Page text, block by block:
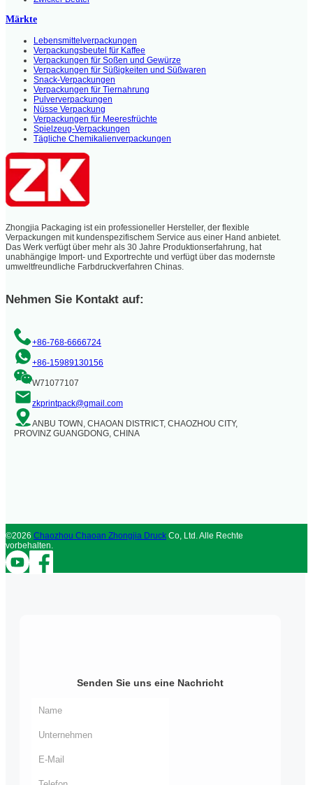
Märkte
Lebensmittelverpackungen
Verpackungsbeutel für Kaffee
Verpackungen für Soßen und Gewürze
Verpackungen für Süßigkeiten und Süßwaren
Snack-Verpackungen
Verpackungen für Tiernahrung
Pulververpackungen
Nüsse Verpackung
Verpackungen für Meeresfrüchte
Spielzeug-Verpackungen
Tägliche Chemikalienverpackungen
Zhongjia Packaging ist ein professioneller Hersteller, der flexible
Verpackungen mit kundenspezifischem Service aus einer Hand anbietet.
Das Werk verfügt über mehr als 30 Jahre Produktionserfahrung, hat
unabhängige Import- und Exportrechte und verfügt über das modernste
umweltfreundliche Farbdruckverfahren Chinas.
Nehmen Sie Kontakt auf:
+86-768-6666724
+86-15989130156
W71077107
zkprintpack@gmail.com
ANBU TOWN, CHAOAN DISTRICT, CHAOZHOU CITY,
PROVINZ GUANGDONG, CHINA
©2026 Chaozhou Chaoan Zhongjia Druck Co, Ltd. Alle Rechte
vorbehalten.
Senden Sie uns eine Nachricht